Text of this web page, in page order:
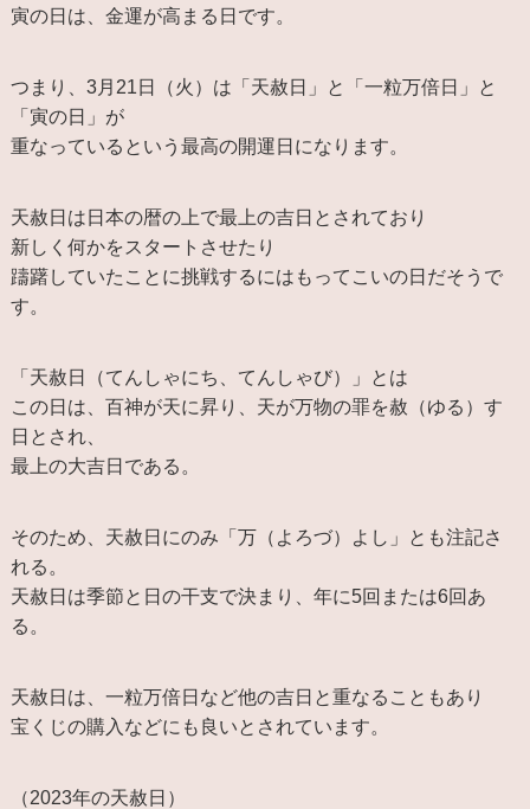
寅の日は、金運が高まる日です。
つまり、3月21日（火）は「天赦日」と「一粒万倍日」と
「寅の日」が
重なっているという最高の開運日になります。
天赦日は日本の暦の上で最上の吉日とされており
新しく何かをスタートさせたり
躊躇していたことに挑戦するにはもってこいの日だそうで
す。
「天赦日（てんしゃにち、てんしゃび）」とは
この日は、百神が天に昇り、天が万物の罪を赦（ゆる）す
日とされ、
最上の大吉日である。
そのため、天赦日にのみ「万（よろづ）よし」とも注記さ
れる。
天赦日は季節と日の干支で決まり、年に5回または6回あ
る。
天赦日は、一粒万倍日など他の吉日と重なることもあり
宝くじの購入などにも良いとされています。
（2023年の天赦日）